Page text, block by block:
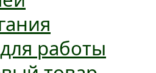
работы